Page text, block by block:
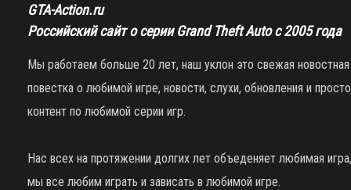
GTA-Action.ru
Российский сайт о серии Grand Theft Auto с 2005 года
Мы работаем больше 20 лет, наш уклон это свежая новостная
повестка о любимой игре, новости, слухи, обновления и просто
контент по любимой серии игр.
Нас всех на протяжении долгих лет объеденяет любимая игра,
мы все любим играть и зависать в любимой игре.